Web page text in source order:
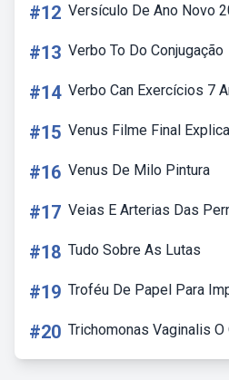
#12 Versículo De Ano Novo
#13 Verbo To Do Conjugação
#14 Verbo Can Exercícios 7
#15 Venus Filme Final
#16 Venus De Milo Pintura
#17 Veias E Arterias Das
#18 Tudo Sobre As Lutas
#19 Troféu De Papel Para
#20 Trichomonas Vaginalis O